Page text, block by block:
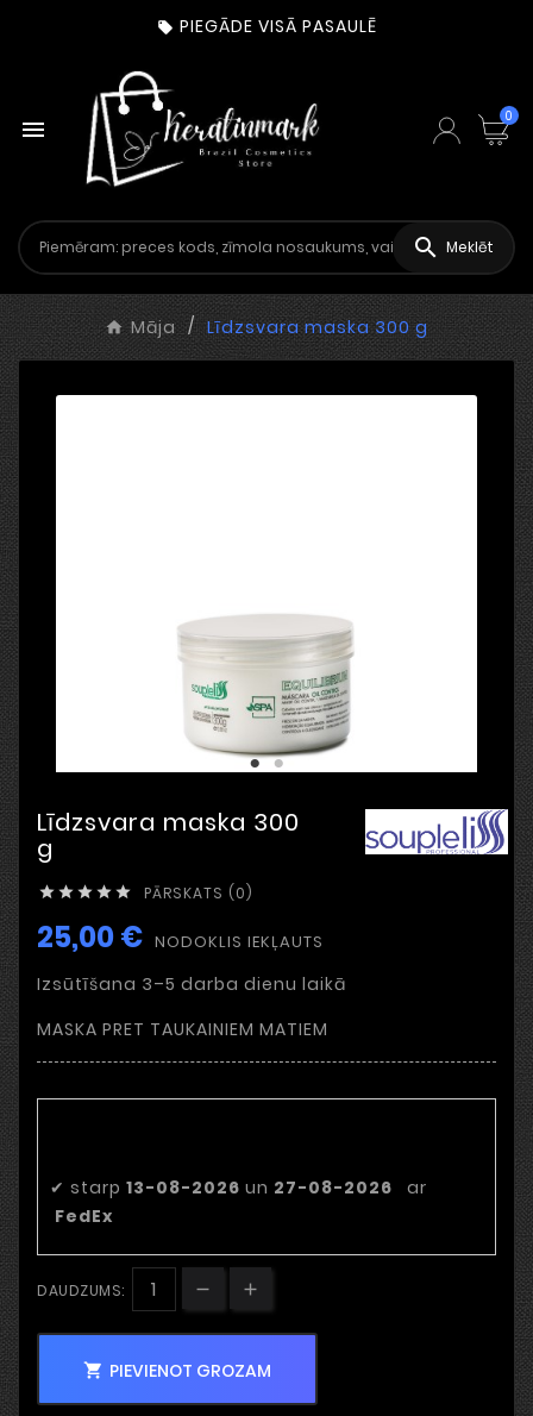
 PIEGĀDE VISĀ PASAULĒ
 0
 Meklēt
Māja Līdzsvara maska 300 g
Līdzsvara maska 300
g
     PĀRSKATS (0)
25,00 € NODOKLIS IEKĻAUTS
Izsūtīšana 3–5 darba dienu laikā
MASKA PRET TAUKAINIEM MATIEM
✔ starp 13-08-2026 un 27-08-2026
ar
FedEx
DAUDZUMS:
 PIEVIENOT GROZAM